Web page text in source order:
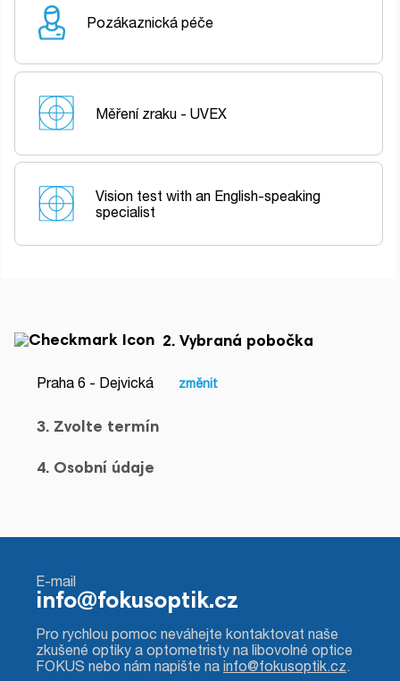
Pozákaznická péče
Měření zraku - UVEX
Vision test with an English-speaking
specialist
2. Vybraná pobočka
Praha 6 - Dejvická změnit
3. Zvolte termín
4. Osobní údaje
E-mail
info@fokusoptik.cz
Pro rychlou pomoc neváhejte kontaktovat naše
zkušené optiky a optometristy na libovolné optice
FOKUS nebo nám napište na info@fokusoptik.cz